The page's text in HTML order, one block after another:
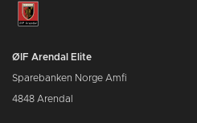
ØIF Arendal Elite
Sparebanken Norge Amfi
4848 Arendal